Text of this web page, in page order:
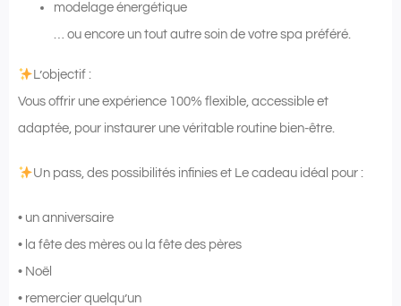
modelage énergétique
… ou encore un tout autre soin de votre spa préféré.
L’objectif :
Vous offrir une expérience 100% flexible, accessible et
adaptée, pour instaurer une véritable routine bien-être.
Un pass, des possibilités infinies et Le cadeau idéal pour :
• un anniversaire
• la fête des mères ou la fête des pères
• Noël
• remercier quelqu’un